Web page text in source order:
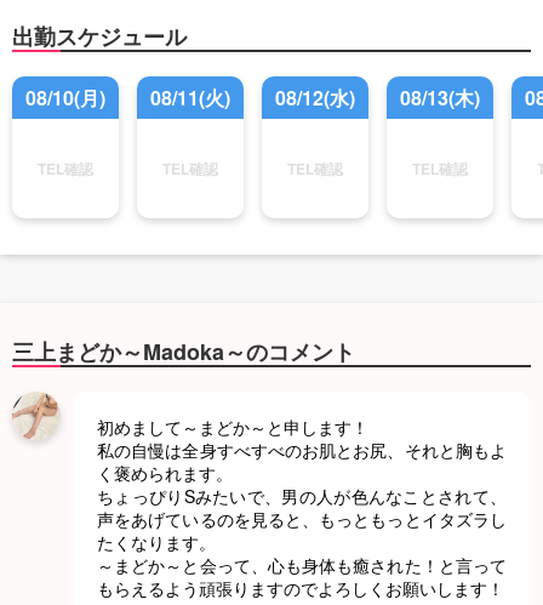
出勤スケジュール
08/10(月)
TEL確認
08/11(火)
TEL確認
08/12(水)
TEL確認
08/13(木)
TEL確認
三上まどか～Madoka～のコメント
初めまして～まどか～と申します！
私の自慢は全身すべすべのお肌とお尻、それと胸もよ
く褒められます。
ちょっぴりSみたいで、男の人が色んなことされて、
声をあげているのを見ると、もっともっとイタズラし
たくなります。
～まどか～と会って、心も身体も癒された！と言って
もらえるよう頑張りますのでよろしくお願いします！